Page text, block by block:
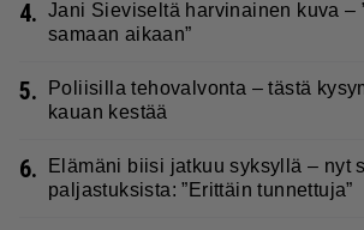
4. Jani Sieviseltä harvinainen kuva –
samaan aikaan”
5.
Poliisilla tehovalvonta – tästä
kauan kestää
6.
Elämäni biisi jatkuu syksyllä – nyt
paljastuksista: ”Erittäin tunnettuja”